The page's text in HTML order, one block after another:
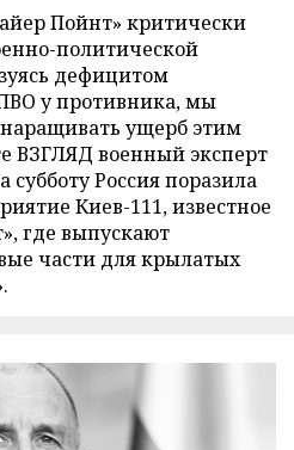
Пойнт» критически
политической
дефицитом
у противника, мы
ущерб этим
ВЗГЛЯД военный эксперт
Россия поразила
Киев-111, известное
где выпускают
части для крылатых